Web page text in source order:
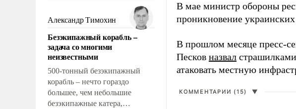
мужественным и твердым под
ударами судьбы, брать на себя
ответственность, помогать
слабым, идти вперед и
адаптироваться.
Александр Тимохин
Безэкипажный корабль –
задача со многими
неизвестными
500-тонный безэкипажный
корабль – нечто гораздо
большее, чем небольшие
безэкипажные катера,
В мае министр обороны
проникновение
В прошлом месяце пресс-
Песков назвал
атаковать местную
КОММЕНТАРИИ (15) ▼